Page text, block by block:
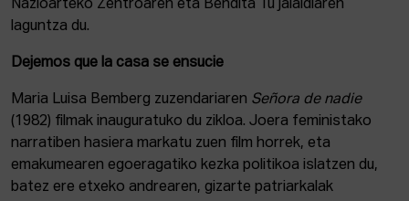
Nazioarteko Zentroaren eta Bendita Tú jaialdiaren
laguntza du.
Dejemos que la casa se ensucie
Maria Luisa Bemberg zuzendariaren Señora de nadie
(1982) filmak inauguratuko du zikloa. Joera feministako
narratiben hasiera markatu zuen film horrek, eta
emakumearen egoeragatiko kezka politikoa islatzen du,
batez ere etxeko andrearen, gizarte patriarkalak